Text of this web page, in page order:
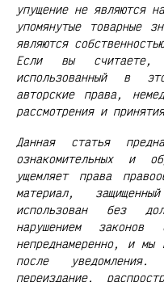
упущение не являются
упомянутые товарные
являются
Если вы считаете,
использованный в
авторские права,
рассмотрения и
Данная статья
ознакомительных и
ущемляет права
материал,
использован без
нарушением
непреднамеренно, и мы
после
переиздание,